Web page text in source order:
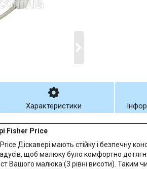
Характеристики
Fisher Price
Діскавері мають стійку і безпечну
щоб малюку було комфортно
Вашого малюка (3 рівні висоти). Таким